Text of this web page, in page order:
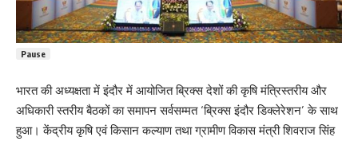
Pause
भारत की अध्यक्षता में इंदौर में आयोजित ब्रिक्स देशों की कृषि मंत्रिस्तरीय और
अधिकारी स्तरीय बैठकों का समापन सर्वसम्मत ‘ब्रिक्स इंदौर डिक्लेरेशन’ के साथ
हुआ। केंद्रीय कृषि एवं किसान कल्याण तथा ग्रामीण विकास मंत्री शिवराज सिंह